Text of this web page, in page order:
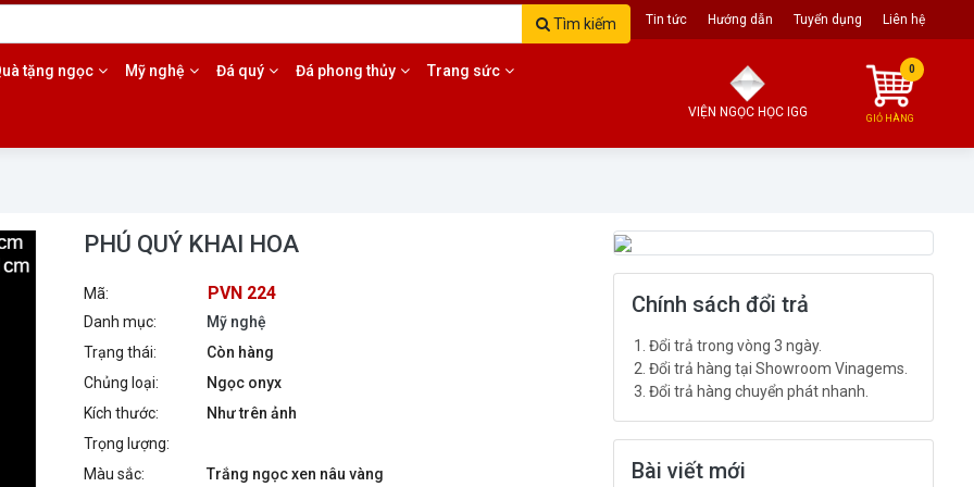
Trang chủ Giới thiệu Tin tức Hướng dẫn Tuyển dụng Liên hệ
Tìm kiếm
tặng ngọc Mỹ nghệ Đá quý Đá phong thủy Trang sức
VIỆN NGỌC HỌC IGG
0
GIỎ HÀNG
PHÚ QUÝ KHAI HOA
Mã: PVN 224
Danh mục:
Mỹ nghệ
Trạng thái:
Còn hàng
Chủng loại:
Ngọc onyx
Kích thước:
Như trên ảnh
Trọng lượng:
Màu sắc:
Trắng ngọc xen nâu vàng
Chính sách đổi trả
Đổi trả trong vòng 3 ngày.
Đổi trả hàng tại Showroom Vinagems.
Đổi trả hàng chuyển phát nhanh.
Bài viết mới